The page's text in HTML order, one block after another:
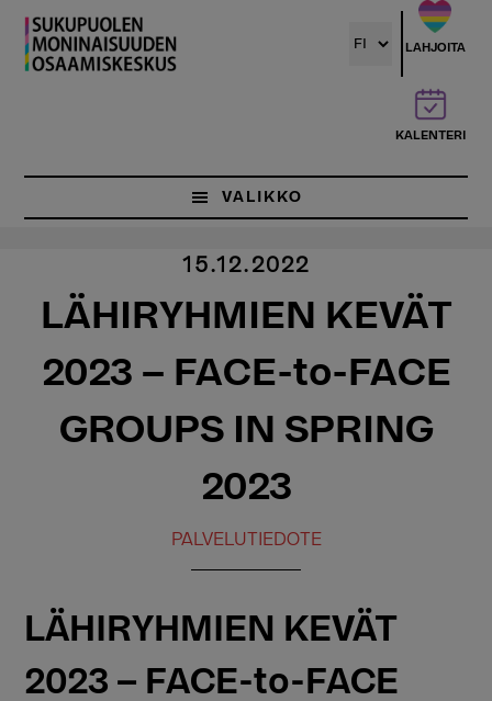
Hyppää
pääsisältöön
LAHJOITA
KALENTERI
VALIKKO
15.12.2022
LÄHIRYHMIEN KEVÄT
2023 – FACE-to-FACE
GROUPS IN SPRING
2023
PALVELUTIEDOTE
LÄHIRYHMIEN KEVÄT
2023 – FACE-to-FACE